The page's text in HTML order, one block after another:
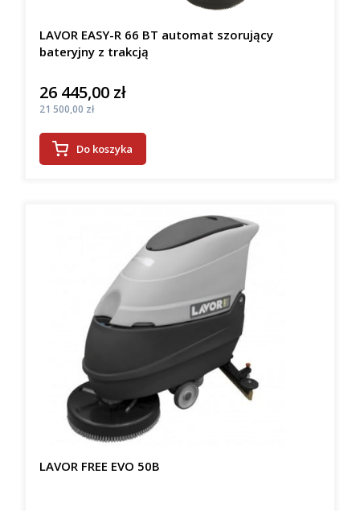
LAVOR EASY-R 66 BT automat szorujący
bateryjny z trakcją
Cena
26 445,00 zł
Cena
21 500,00 zł
Do koszyka
LAVOR FREE EVO 50B